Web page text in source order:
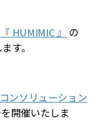
『 HUMIMIC 』 の
す。
ンソリューション
開催いたしま